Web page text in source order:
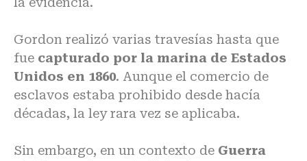
Gordon realizó varias travesías hasta que
fue capturado por la marina de Estados
Unidos en 1860. Aunque el comercio de
esclavos estaba prohibido desde hacía
décadas, la ley rara vez se aplicaba.
Sin embargo, en un contexto de Guerra